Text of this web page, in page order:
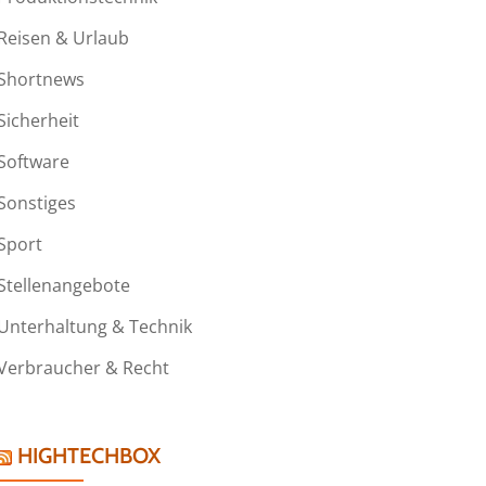
& Urlaub
& Technik
& Recht
HIGHTECHBOX